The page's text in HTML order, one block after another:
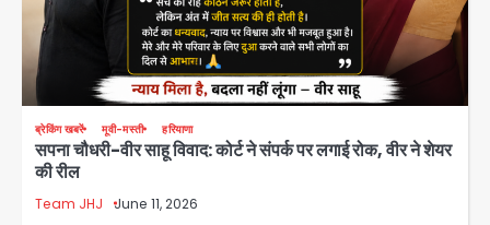
ब्रेकिंग खबरें मूवी-मस्ती हरियाणा
सपना चौधरी-वीर साहू विवाद: कोर्ट ने संपर्क पर लगाई रोक, वीर ने शेयर
की रील
Team JHJ June 11, 2026